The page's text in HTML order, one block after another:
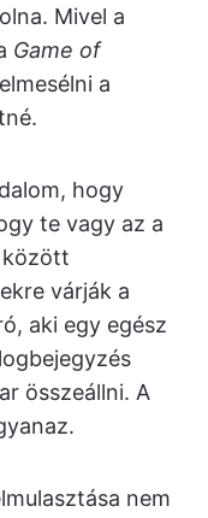
Mivel a
Game of
a
hogy
te vagy az a
között
várják a
aki egy egész
összeállni. A
nem